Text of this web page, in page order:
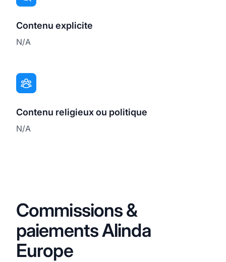
Contenu explicite
N/A
Contenu religieux ou politique
N/A
Commissions &
paiements Alinda
Europe